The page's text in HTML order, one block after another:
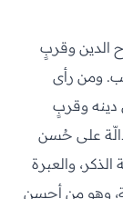
الدين وقربٍ
ومن رأى
دينه وقربٍ
على حُسن
والعبرة
وهو من أحسن